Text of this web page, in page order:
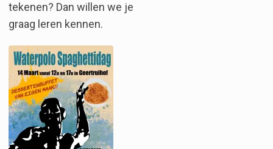
tekenen? Dan willen we je
graag leren kennen.